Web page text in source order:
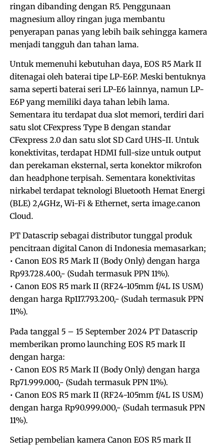
ringan dibanding dengan R5. Penggunaan
magnesium alloy ringan juga membantu
penyerapan panas yang lebih baik sehingga kamera
menjadi tangguh dan tahan lama.
Untuk memenuhi kebutuhan daya, EOS R5 Mark II
ditenagai oleh baterai tipe LP-E6P. Meski bentuknya
sama seperti baterai seri LP-E6 lainnya, namun LP-
E6P yang memiliki daya tahan lebih lama.
Sementara itu terdapat dua slot memori, terdiri dari
satu slot CFexpress Type B dengan standar
CFexpress 2.0 dan satu slot SD Card UHS-II. Untuk
konektivitas, terdapat HDMI full-size untuk output
dan perekaman eksternal, serta konektor mikrofon
dan headphone terpisah. Sementara konektivitas
nirkabel terdapat teknologi Bluetooth Hemat Energi
(BLE) 2,4GHz, Wi-Fi & Ethernet, serta image.canon
Cloud.
PT Datascrip sebagai distributor tunggal produk
pencitraan digital Canon di Indonesia memasarkan;
• Canon EOS R5 Mark II (Body Only) dengan harga
Rp93.728.400,- (Sudah termasuk PPN 11%).
• Canon EOS R5 mark II (RF24-105mm f/4L IS USM)
dengan harga Rp117.793.200,- (Sudah termasuk PPN
11%).
Pada tanggal 5 – 15 September 2024 PT Datascrip
memberikan promo launching EOS R5 mark II
dengan harga:
• Canon EOS R5 Mark II (Body Only) dengan harga
Rp71.999.000,- (Sudah termasuk PPN 11%).
• Canon EOS R5 mark II (RF24-105mm f/4L IS USM)
dengan harga Rp90.999.000,- (Sudah termasuk PPN
11%).
Setiap pembelian kamera Canon EOS R5 mark II